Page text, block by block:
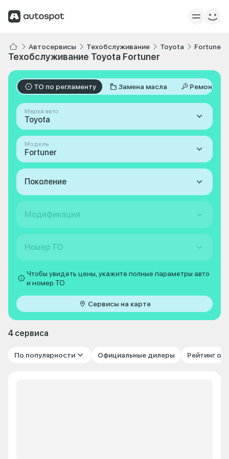
Автосервисы Техобслуживание Toyota Fortuner
Техобслуживание Toyota Fortuner
ТО по регламенту Замена масла Ремонт
Марка авто
Toyota
Модель
Fortuner
Поколение
Модификация
Номер ТО
Чтобы увидеть цены, укажите полные параметры авто
и номер ТО
Сервисы на карте
4 сервиса
По популярности Официальные дилеры Рейтинг